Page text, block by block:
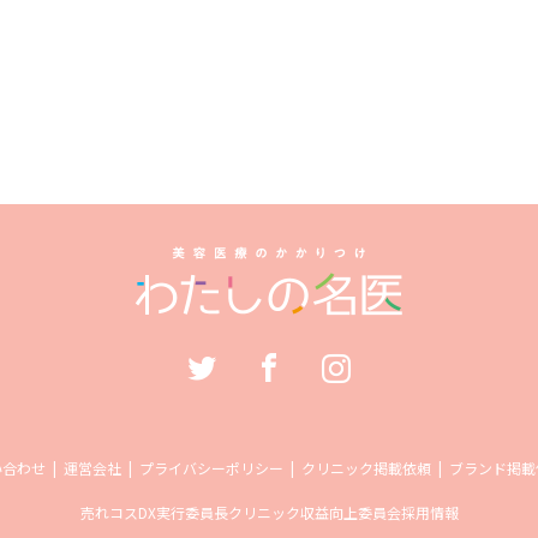
わせ 運営会社 プライバシーポリシー クリニック掲載依頼 ブランド掲
売れコスDX実行委員長クリニック収益向上委員会採用情報